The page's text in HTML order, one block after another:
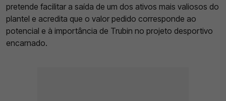
pretende facilitar a saída de um dos ativos mais valiosos do
plantel e acredita que o valor pedido corresponde ao
potencial e à importância de Trubin no projeto desportivo
encarnado.